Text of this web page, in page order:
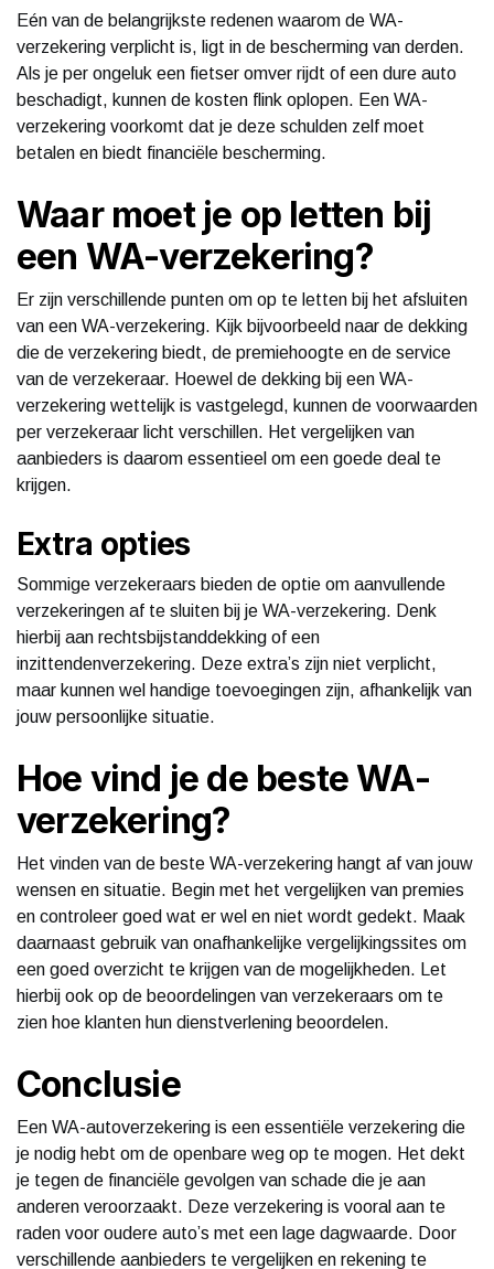
Eén van de belangrijkste redenen waarom de WA-
verzekering verplicht is, ligt in de bescherming van derden.
Als je per ongeluk een fietser omver rijdt of een dure auto
beschadigt, kunnen de kosten flink oplopen. Een WA-
verzekering voorkomt dat je deze schulden zelf moet
betalen en biedt financiële bescherming.
Waar moet je op letten bij
een WA-verzekering?
Er zijn verschillende punten om op te letten bij het afsluiten
van een WA-verzekering. Kijk bijvoorbeeld naar de dekking
die de verzekering biedt, de premiehoogte en de service
van de verzekeraar. Hoewel de dekking bij een WA-
verzekering wettelijk is vastgelegd, kunnen de voorwaarden
per verzekeraar licht verschillen. Het vergelijken van
aanbieders is daarom essentieel om een goede deal te
krijgen.
Extra opties
Sommige verzekeraars bieden de optie om aanvullende
verzekeringen af te sluiten bij je WA-verzekering. Denk
hierbij aan rechtsbijstanddekking of een
inzittendenverzekering. Deze extra’s zijn niet verplicht,
maar kunnen wel handige toevoegingen zijn, afhankelijk van
jouw persoonlijke situatie.
Hoe vind je de beste WA-
verzekering?
Het vinden van de beste WA-verzekering hangt af van jouw
wensen en situatie. Begin met het vergelijken van premies
en controleer goed wat er wel en niet wordt gedekt. Maak
daarnaast gebruik van onafhankelijke vergelijkingssites om
een goed overzicht te krijgen van de mogelijkheden. Let
hierbij ook op de beoordelingen van verzekeraars om te
zien hoe klanten hun dienstverlening beoordelen.
Conclusie
Een WA-autoverzekering is een essentiële verzekering die
je nodig hebt om de openbare weg op te mogen. Het dekt
je tegen de financiële gevolgen van schade die je aan
anderen veroorzaakt. Deze verzekering is vooral aan te
raden voor oudere auto’s met een lage dagwaarde. Door
verschillende aanbieders te vergelijken en rekening te